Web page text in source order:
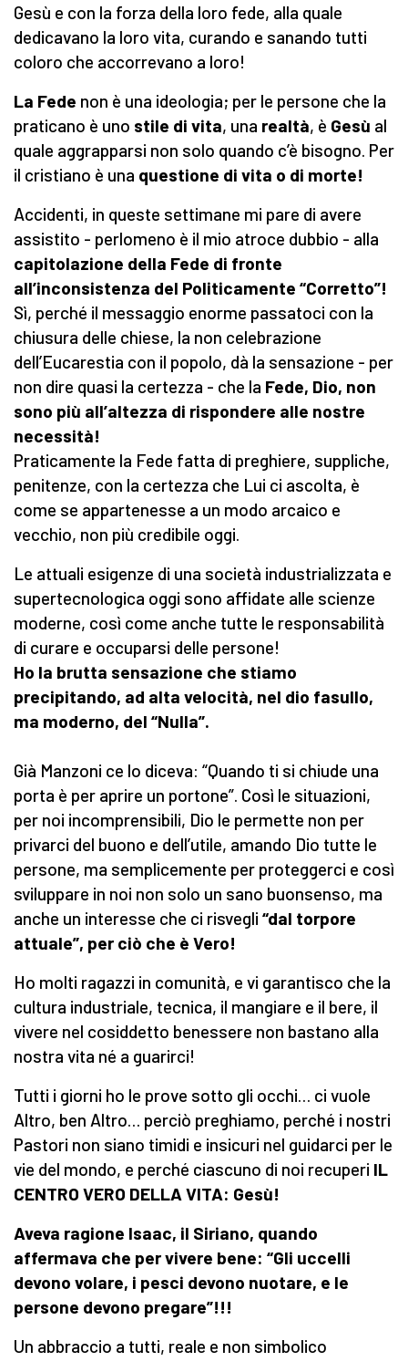
Gesù e con la forza della loro fede, alla quale
dedicavano la loro vita, curando e sanando tutti
coloro che accorrevano a loro!
La Fede non è una ideologia; per le persone che la
praticano è uno stile di vita, una realtà, è Gesù al
quale aggrapparsi non solo quando c’è bisogno. Per
il cristiano è una questione di vita o di morte!
Accidenti, in queste settimane mi pare di avere
assistito - perlomeno è il mio atroce dubbio - alla
capitolazione della Fede di fronte
all’inconsistenza del Politicamente “Corretto”!
Sì, perché il messaggio enorme passatoci con la
chiusura delle chiese, la non celebrazione
dell’Eucarestia con il popolo, dà la sensazione - per
non dire quasi la certezza - che la Fede, Dio, non
sono più all’altezza di rispondere alle nostre
necessità!
Praticamente la Fede fatta di preghiere, suppliche,
penitenze, con la certezza che Lui ci ascolta, è
come se appartenesse a un modo arcaico e
vecchio, non più credibile oggi.
Le attuali esigenze di una società industrializzata e
supertecnologica oggi sono affidate alle scienze
moderne, così come anche tutte le responsabilità
di curare e occuparsi delle persone!
Ho la brutta sensazione che stiamo
precipitando, ad alta velocità, nel dio fasullo,
ma moderno, del “Nulla”.
Già Manzoni ce lo diceva: “Quando ti si chiude una
porta è per aprire un portone”. Così le situazioni,
per noi incomprensibili, Dio le permette non per
privarci del buono e dell’utile, amando Dio tutte le
persone, ma semplicemente per proteggerci e così
sviluppare in noi non solo un sano buonsenso, ma
anche un interesse che ci risvegli “dal torpore
attuale”, per ciò che è Vero!
Ho molti ragazzi in comunità, e vi garantisco che la
cultura industriale, tecnica, il mangiare e il bere, il
vivere nel cosiddetto benessere non bastano alla
nostra vita né a guarirci!
Tutti i giorni ho le prove sotto gli occhi… ci vuole
Altro, ben Altro… perciò preghiamo, perché i nostri
Pastori non siano timidi e insicuri nel guidarci per le
vie del mondo, e perché ciascuno di noi recuperi IL
CENTRO VERO DELLA VITA: Gesù!
Aveva ragione Isaac, il Siriano, quando
affermava che per vivere bene: “Gli uccelli
devono volare, i pesci devono nuotare, e le
persone devono pregare”!!!
Un abbraccio a tutti, reale e non simbolico